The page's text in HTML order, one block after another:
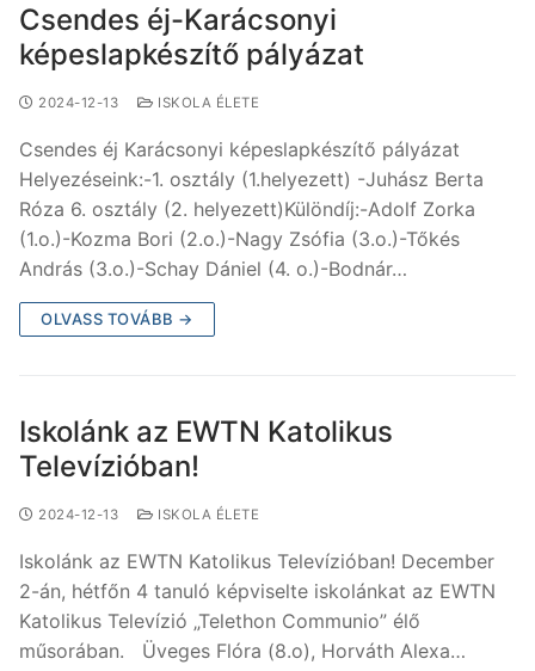
Csendes éj-Karácsonyi
képeslapkészítő pályázat
2024-12-13 ISKOLA ÉLETE
Csendes éj Karácsonyi képeslapkészítő pályázat
Helyezéseink:-1. osztály (1.helyezett) -Juhász Berta
Róza 6. osztály (2. helyezett)Különdíj:-Adolf Zorka
(1.o.)-Kozma Bori (2.o.)-Nagy Zsófia (3.o.)-Tőkés
András (3.o.)-Schay Dániel (4. o.)-Bodnár…
OLVASS TOVÁBB →
Iskolánk az EWTN Katolikus
Televízióban!
2024-12-13 ISKOLA ÉLETE
Iskolánk az EWTN Katolikus Televízióban! December
2-án, hétfőn 4 tanuló képviselte iskolánkat az EWTN
Katolikus Televízió „Telethon Communio” élő
műsorában. Üveges Flóra (8.o), Horváth Alexa…